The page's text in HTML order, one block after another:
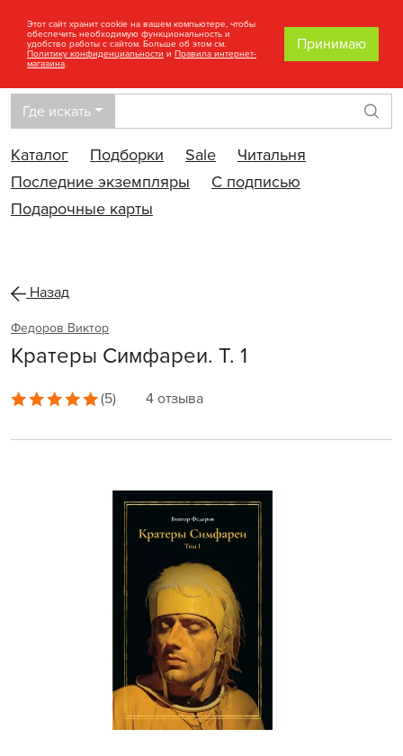
Где искать
Каталог
Подборки Sale
Читальня
Последние экземпляры
С подписью
Подарочные карты
Назад
Федоров Виктор
Кратеры Симфареи. Т. 1
(5) 4 отзыва
Этот сайт хранит cookie на вашем компьютере, чтобы
обеспечить необходимую функциональность и
удобство работы с сайтом. Больше об этом см.
Политику конфиденциальности и Правила интернет-
магазина.
Принимаю